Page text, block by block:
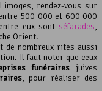
rendez-vous sur
500 000 et 600 000
eux sont séfarades,
Orient.
de nombreux rites aussi
Il faut noter que ceux
funéraires juives
, pour réaliser des